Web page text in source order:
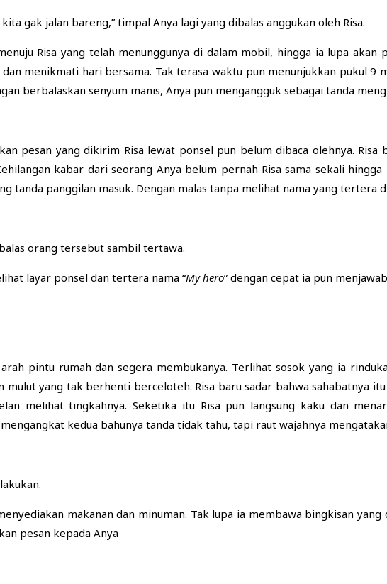
gak jalan bareng,” timpal Anya lagi yang dibalas anggukan oleh Risa.
Risa yang telah menunggunya di dalam mobil, hingga ia lupa
menikmati hari bersama. Tak terasa waktu pun menunjukkan pukul 9
berbalaskan senyum manis, Anya pun mengangguk sebagai tanda
pesan yang dikirim Risa lewat ponsel pun belum dibaca olehnya.
kabar dari seorang Anya belum pernah Risa sama sekali
panggilan masuk. Dengan malas tanpa melihat nama yang tertera
orang tersebut sambil tertawa.
layar ponsel dan tertera nama “My hero” dengan cepat ia pun menjawab
pintu rumah dan segera membukanya. Terlihat sosok yang ia
yang tak berhenti berceloteh. Risa baru sadar bahwa sahabatnya
melihat tingkahnya. Seketika itu Risa pun langsung kaku dan
kedua bahunya tanda tidak tahu, tapi raut wajahnya
makanan dan minuman. Tak lupa ia membawa bingkisan
pesan kepada Anya